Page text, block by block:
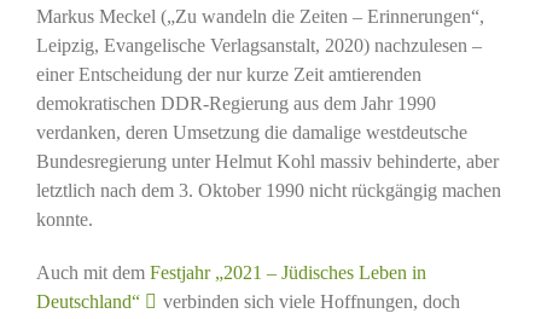
Markus Meckel („Zu wandeln die Zeiten – Erinnerungen“,
Leipzig, Evangelische Verlagsanstalt, 2020) nachzulesen –
einer Entscheidung der nur kurze Zeit amtierenden
demokratischen DDR-Regierung aus dem Jahr 1990
verdanken, deren Umsetzung die damalige westdeutsche
Bundesregierung unter Helmut Kohl massiv behinderte, aber
letztlich nach dem 3. Oktober 1990 nicht rückgängig machen
konnte.
Auch mit dem Festjahr „2021 – Jüdisches Leben in
Deutschland“
verbinden sich viele Hoffnungen, doch